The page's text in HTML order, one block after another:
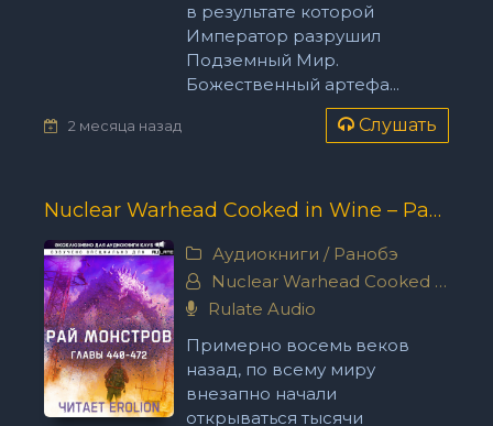
в результате которой
Император разрушил
Подземный Мир.
Божественный артефа...
2 месяца назад Слушать
Nuclear Warhead Cooked in Wine – Рай Монстров. Главы 440-472
Аудиокниги / Ранобэ
Nuclear Warhead Cooked in Wine
Rulate Audio
Примерно восемь веков
назад, по всему миру
внезапно начали
открываться тысячи